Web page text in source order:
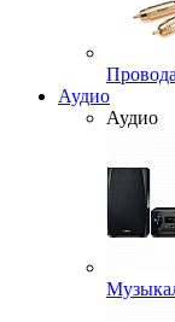
Аудио
Аудио